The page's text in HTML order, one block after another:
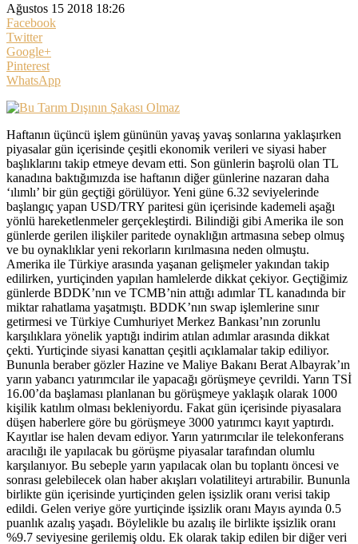
Ağustos 15 2018 18:26
Facebook
Twitter
Google+
Pinterest
WhatsApp
Haftanın üçüncü işlem gününün yavaş yavaş sonlarına yaklaşırken
piyasalar gün içerisinde çeşitli ekonomik verileri ve siyasi haber
başlıklarını takip etmeye devam etti. Son günlerin başrolü olan TL
kanadına baktığımızda ise haftanın diğer günlerine nazaran daha
‘ılımlı’ bir gün geçtiği görülüyor. Yeni güne 6.32 seviyelerinde
başlangıç yapan USD/TRY paritesi gün içerisinde kademeli aşağı
yönlü hareketlenmeler gerçekleştirdi. Bilindiği gibi Amerika ile son
günlerde gerilen ilişkiler paritede oynaklığın artmasına sebep olmuş
ve bu oynaklıklar yeni rekorların kırılmasına neden olmuştu.
Amerika ile Türkiye arasında yaşanan gelişmeler yakından takip
edilirken, yurtiçinden yapılan hamlelerde dikkat çekiyor. Geçtiğimiz
günlerde BDDK’nın ve TCMB’nin attığı adımlar TL kanadında bir
miktar rahatlama yaşatmıştı. BDDK’nın swap işlemlerine sınır
getirmesi ve Türkiye Cumhuriyet Merkez Bankası’nın zorunlu
karşılıklara yönelik yaptığı indirim atılan adımlar arasında dikkat
çekti. Yurtiçinde siyasi kanattan çeşitli açıklamalar takip ediliyor.
Bununla beraber gözler Hazine ve Maliye Bakanı Berat Albayrak’ın
yarın yabancı yatırımcılar ile yapacağı görüşmeye çevrildi. Yarın TSİ
16.00’da başlaması planlanan bu görüşmeye yaklaşık olarak 1000
kişilik katılım olması bekleniyordu. Fakat gün içerisinde piyasalara
düşen haberlere göre bu görüşmeye 3000 yatırımcı kayıt yaptırdı.
Kayıtlar ise halen devam ediyor. Yarın yatırımcılar ile telekonferans
aracılığı ile yapılacak bu görüşme piyasalar tarafından olumlu
karşılanıyor. Bu sebeple yarın yapılacak olan bu toplantı öncesi ve
sonrası gelebilecek olan haber akışları volatiliteyi artırabilir. Bununla
birlikte gün içerisinde yurtiçinden gelen işsizlik oranı verisi takip
edildi. Gelen veriye göre yurtiçinde işsizlik oranı Mayıs ayında 0.5
puanlık azalış yaşadı. Böylelikle bu azalış ile birlikte işsizlik oranı
%9.7 seviyesine gerilemiş oldu. Ek olarak takip edilen bir diğer veri